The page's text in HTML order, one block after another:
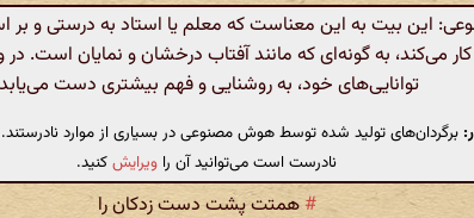
این بیت به این معناست که معلم یا استاد به درستی و بر
می‌کند، به گونه‌ای که مانند آفتاب درخشان و نمایان است. در
توانایی‌های خود، به روشنایی و فهم بیشتری دست
برگردان‌های تولید شده توسط هوش مصنوعی در بسیاری از موارد نادرستند.
نادرست است می‌توانید آن را ویرایشکنید.
# همتت پشت دست زدکان را